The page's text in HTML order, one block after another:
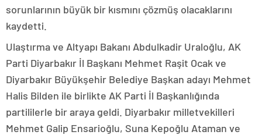
sorunlarının büyük bir kısmını çözmüş olacaklarını
kaydetti.
Ulaştırma ve Altyapı Bakanı Abdulkadir Uraloğlu, AK
Parti Diyarbakır İl Başkanı Mehmet Raşit Ocak ve
Diyarbakır Büyükşehir Belediye Başkan adayı Mehmet
Halis Bilden ile birlikte AK Parti İl Başkanlığında
partililerle bir araya geldi. Diyarbakır milletvekilleri
Mehmet Galip Ensarioğlu, Suna Kepoğlu Ataman ve